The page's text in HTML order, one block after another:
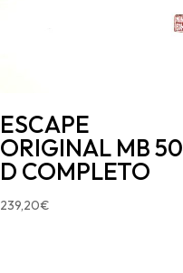
ESCAPE
ORIGINAL MB 50
D COMPLETO
239,20€